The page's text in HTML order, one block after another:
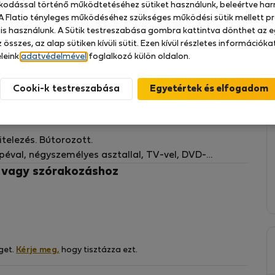
a hangulatos, világos és csendes
és hosszú távú tartózkodásra szakemberek,
számára Madrid központjának szívében.
két erkéllyel a Santa Catalina utcára, amely
Bútorozott.
négyszemélyes asztallal, TV-vel, DVD-
főzőlap, mosogatógép-szárító, mosogatógép,
kisgépek (gyümölcscentrifuga, turmixgép,
szórakozáshoz
Kérje meg, hogy tisztázza ezt.
történő működtetéséhez sütiket használunk, beleértve
Flatio tényleges működéséhez szükséges működési sütik mellett
használunk. A Sütik testreszabása gombra kattintva dönthet az
az alap sütiken kívüli sütit. Ezen kívül részletes
adatvédelmével foglalkozó külön oldalon.
Cooki-k testreszabása